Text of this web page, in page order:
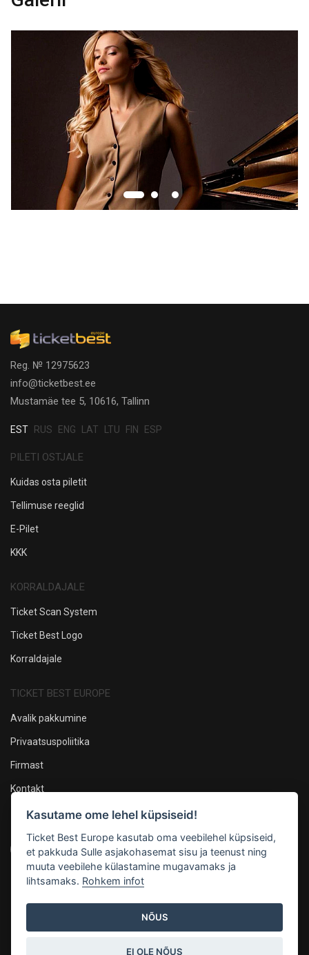
Reg. № 12975623
info@ticketbest.ee
Mustamäe tee 5, 10616, Tallinn
EST RUS ENG LAT LTU FIN ESP
PILETI OSTJALE
Kuidas osta piletit
Tellimuse reeglid
E-Pilet
KKK
KORRALDAJALE
Ticket Scan System
Ticket Best Logo
Korraldajale
TICKET BEST EUROPE
Avalik pakkumine
Privaatsuspoliitika
Firmast
Kontakt
Oleme sotsiaalmeedias
Maksevõimalused
Kasutame ome lehel küpsiseid!
Ticket Best Europe kasutab oma veebilehel küpsiseid,
et pakkuda Sulle asjakohasemat sisu ja teenust ning
muuta veebilehe külastamine mugavamaks ja
lihtsamaks. Rohkem infot
NÕUS
EI OLE NÕUS